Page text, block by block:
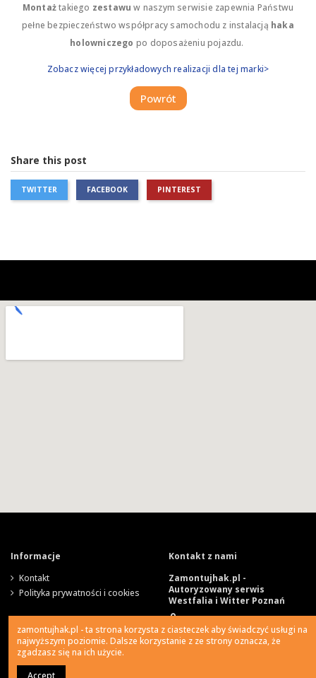
Montażtakiego zestawu w naszym serwisie zapewnia Państwu
pełne bezpieczeństwo współpracy samochodu z instalacją haka
holowniczego po doposażeniu pojazdu.
Zobacz więcej przykładowych realizacji dla tej marki>
Powrót
Share this post
TWITTER FACEBOOK PINTEREST
Informacje
Kontakt
Polityka prywatności i cookies
Kontakt z nami
Zamontujhak.pl -
Autoryzowany serwis
Westfalia i Witter Poznań
Szparagowa 4, 62-081
Wysogotowo
zamontujhak.pl - ta strona korzysta z ciasteczek aby świadczyć usługi na
najwyższym poziomie. Dalsze korzystanie z ze strony oznacza, że
zgadzasz się na ich użycie.
Accept